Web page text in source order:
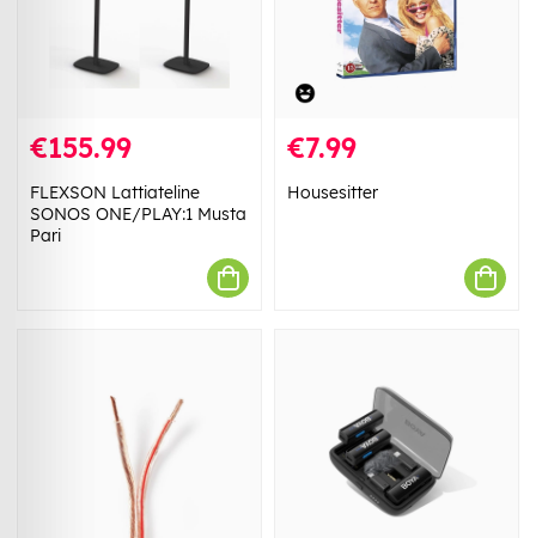
€155.99
FLEXSON Lattiateline
SONOS ONE/PLAY:1 Musta
Pari
€7.99
Housesitter